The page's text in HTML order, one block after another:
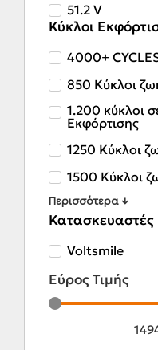
51.2 V
Κύκλοι
4000+
850 Κύκλοι
1.200 κύκλοι
Εκφόρτισης
1250 Κύκλοι
1500 Κύκλοι
Περισσότερα ↓
Κατασκευαστές
Voltsmile
Εύρος Τιμής